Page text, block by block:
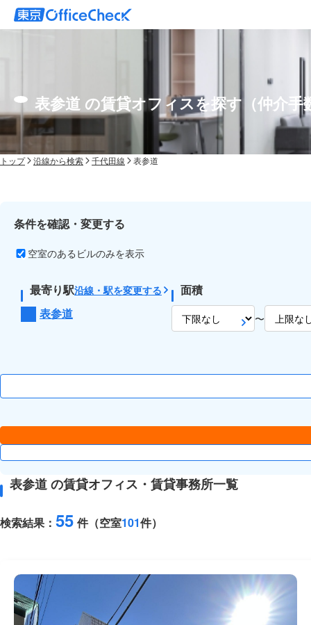
表参道 の賃貸オフィスを探す（仲介手
トップ 沿線から検索 千代田線 表参道
条件を確認・変更する
空室のあるビルのみを表示
最寄り駅沿線・駅を変更する
表参道
面積
〜
表参道 の賃貸オフィス・賃貸事務所一覧
検索結果： 55 件（空室101件）